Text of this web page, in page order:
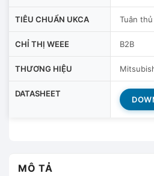
TIÊU CHUẨN UKCA Tuân thủ
CHỈ THỊ WEEE B2B
THƯƠNG HIỆU
DATASHEET
MÔ TẢ